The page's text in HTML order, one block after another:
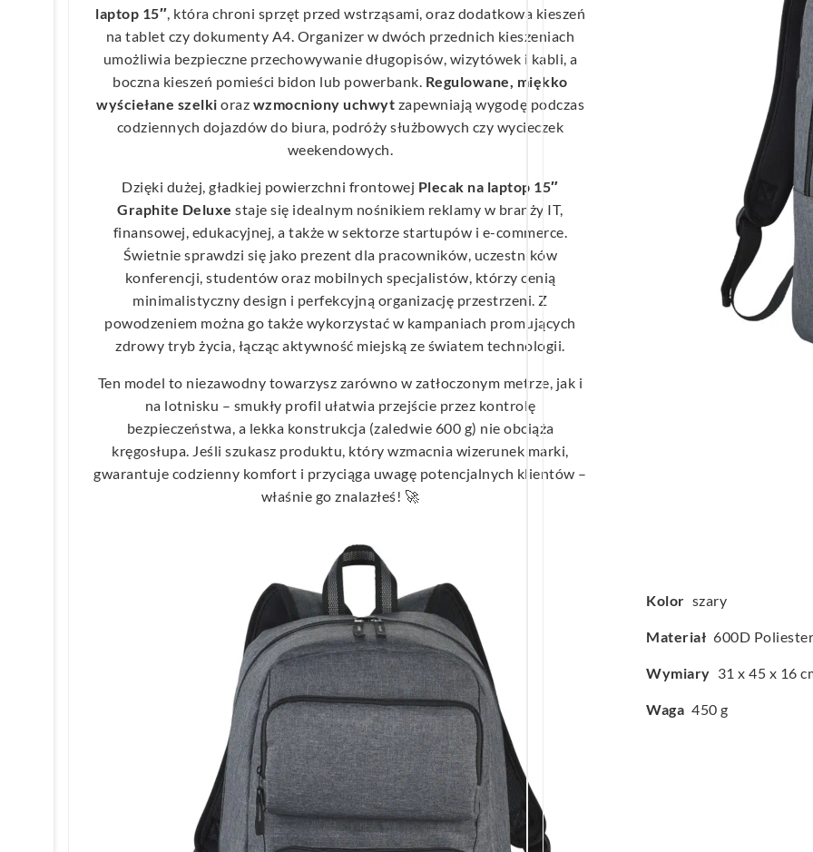
laptop 15″, która chroni sprzęt przed wstrząsami, oraz dodatkowa kieszeń
na tablet czy dokumenty A4. Organizer w dwóch przednich kieszeniach
umożliwia bezpieczne przechowywanie długopisów, wizytówek i kabli, a
boczna kieszeń pomieści bidon lub powerbank. Regulowane, miękko
wyściełane szelki oraz wzmocniony uchwyt zapewniają wygodę podczas
codziennych dojazdów do biura, podróży służbowych czy wycieczek
weekendowych.
Dzięki dużej, gładkiej powierzchni frontowej Plecak na laptop 15″
Graphite Deluxe staje się idealnym nośnikiem reklamy w branży IT,
finansowej, edukacyjnej, a także w sektorze startupów i e-commerce.
Świetnie sprawdzi się jako prezent dla pracowników, uczestników
konferencji, studentów oraz mobilnych specjalistów, którzy cenią
minimalistyczny design i perfekcyjną organizację przestrzeni. Z
powodzeniem można go także wykorzystać w kampaniach promujących
zdrowy tryb życia, łącząc aktywność miejską ze światem technologii.
Ten model to niezawodny towarzysz zarówno w zatłoczonym metrze, jak i
na lotnisku – smukły profil ułatwia przejście przez kontrolę
bezpieczeństwa, a lekka konstrukcja (zaledwie 600 g) nie obciąża
kręgosłupa. Jeśli szukasz produktu, który wzmacnia wizerunek marki,
gwarantuje codzienny komfort i przyciąga uwagę potencjalnych klientów –
właśnie go znalazłeś! 🚀
Kolor szary
Materiał 600D Poliester
Wymiary 31 x 45 x 16
Waga 450 g